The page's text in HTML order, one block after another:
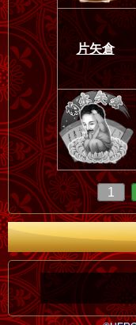
片矢倉
1